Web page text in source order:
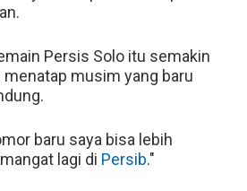
Persis Solo itu semakin
musim yang baru
baru saya bisa lebih
lagi di Persib."